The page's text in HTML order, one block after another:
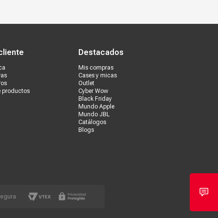
productos
Destacados
Mis compras
Cases y micas
Outlet
Cyber Wow
Black Friday
Mundo Apple
Mundo JBL
Catálogos
Blogs